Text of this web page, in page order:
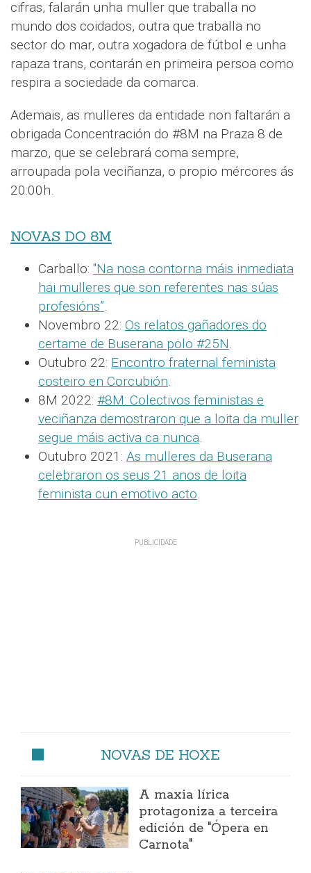
cifras, falarán unha muller que traballa no
mundo dos coidados, outra que traballa no
sector do mar, outra xogadora de fútbol e unha
rapaza trans, contarán en primeira persoa como
respira a sociedade da comarca.
Ademais, as mulleres da entidade non faltarán a
obrigada Concentración do #8M na Praza 8 de
marzo, que se celebrará coma sempre,
arroupada pola veciñanza, o propio mércores ás
20:00h.
NOVAS DO 8M
Carballo: "Na nosa contorna máis inmediata
hai mulleres que son referentes nas súas
profesións”.
Novembro 22: Os relatos gañadores do
certame de Buserana polo #25N.
Outubro 22: Encontro fraternal feminista
costeiro en Corcubión.
8M 2022: #8M: Colectivos feministas e
veciñanza demostraron que a loita da muller
segue máis activa ca nunca.
Outubro 2021: As mulleres da Buserana
celebraron os seus 21 anos de loita
feminista cun emotivo acto.
NOVAS DE HOXE
A maxia lírica
protagoniza a terceira
edición de "Ópera en
Carnota"